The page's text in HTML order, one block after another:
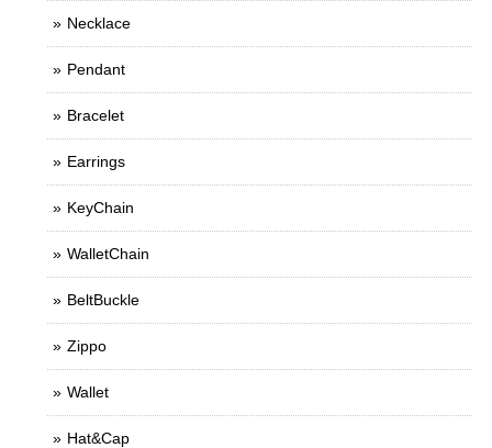
Necklace
Pendant
Bracelet
Earrings
KeyChain
WalletChain
BeltBuckle
Zippo
Wallet
Hat&Cap